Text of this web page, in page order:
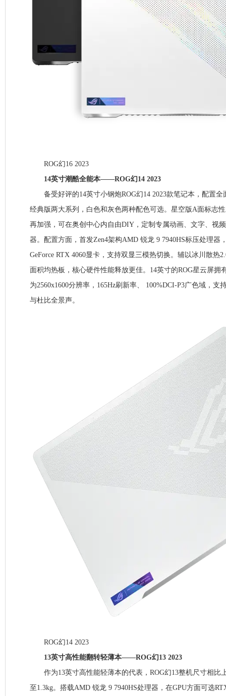
ROG幻16 2023
14英寸潮酷全能本——ROG幻14 2023
备受好评的14英寸小钢炮ROG幻14 2023款笔记本，配置全
经典版两大系列，白色和灰色两种配色可选。星空版A面标志
再加强，可在奥创中心内自由DIY，定制专属动画、文字、视
器。配置方面，首发Zen4架构AMD 锐龙 9 7940HS标压处理器
GeForce RTX 4060显卡，支持双显三模热切换。辅以冰川散热
面积均热板，核心硬件性能释放更佳。14英寸的ROG星云屏拥
为2560x1600分辨率，165Hz刷新率、 100%DCI-P3广色域，支
与杜比全景声。
ROG幻14 2023
13英寸高性能翻转轻薄本——ROG幻13 2023
作为13英寸高性能轻薄本的代表，ROG幻13整机尺寸相比
至1.3kg。搭载AMD 锐龙 9 7940HS处理器，在GPU方面可选